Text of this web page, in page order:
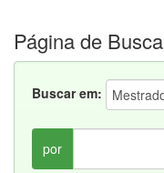
Página de Busca
Buscar em:
por